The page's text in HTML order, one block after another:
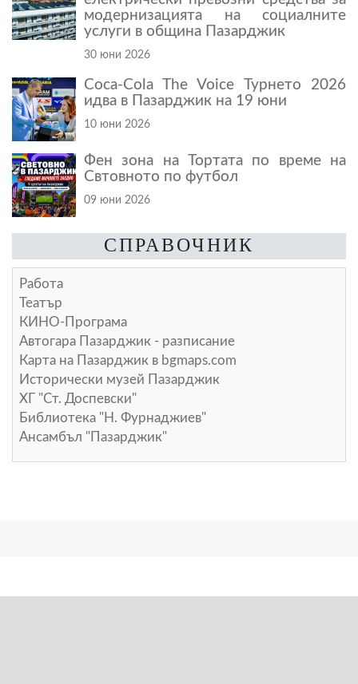
модернизацията на социалните
услуги в община Пазарджик
30 юни 2026
Coca-Cola The Voice Турнето 2026
идва в Пазарджик на 19 юни
10 юни 2026
Фен зона на Тортата по време на
Свтовното по футбол
09 юни 2026
СПРАВОЧНИК
Работа
Театър
КИНО-Програма
Автогара Пазарджик - разписание
Карта на Пазарджик в bgmaps.com
Исторически музей Пазарджик
ХГ "Ст. Доспевски"
Библиотека "Н. Фурнаджиев"
Ансамбъл "Пазарджик"